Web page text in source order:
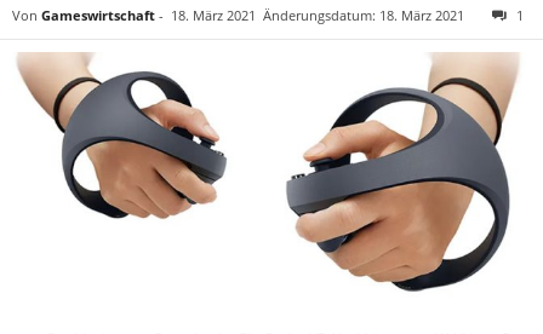
Von Gameswirtschaft - 18. März 2021 Änderungsdatum: 18. März 2021 1